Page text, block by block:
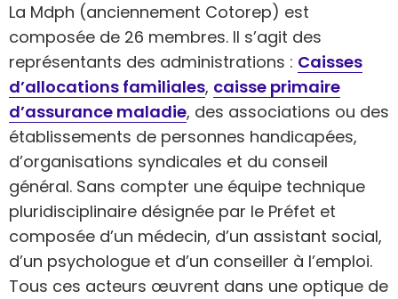
La Mdph (anciennement Cotorep) est
composée de 26 membres. Il s’agit des
représentants des administrations : Caisses
d’allocations familiales, caisse primaire
d’assurance maladie, des associations ou des
établissements de personnes handicapées,
d’organisations syndicales et du conseil
général. Sans compter une équipe technique
pluridisciplinaire désignée par le Préfet et
composée d’un médecin, d’un assistant social,
d’un psychologue et d’un conseiller à l’emploi.
Tous ces acteurs œuvrent dans une optique de